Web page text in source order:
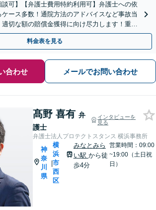
可】【弁護士費用特約利用可】弁護士への依
ース多数！通院方法のアドバイスなど事故当
切な額の賠償金獲得に向け尽力します！重大
績豊富【休日面談対応】
料金表を見る
合わせ メールでお問い合わせ
髙野 喜有 弁
護士
インタビューを
見る
弁護士法人プロテクトスタンス 横浜事務所
神
奈
川
県
|
横
浜
市
西
区
みなとみら
い駅 から徒
歩4分
営業時間：09:00
~19:00（土日祝
日）